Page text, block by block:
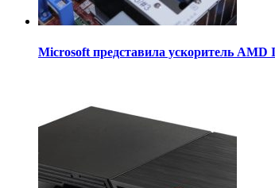
Microsoft представила ускоритель